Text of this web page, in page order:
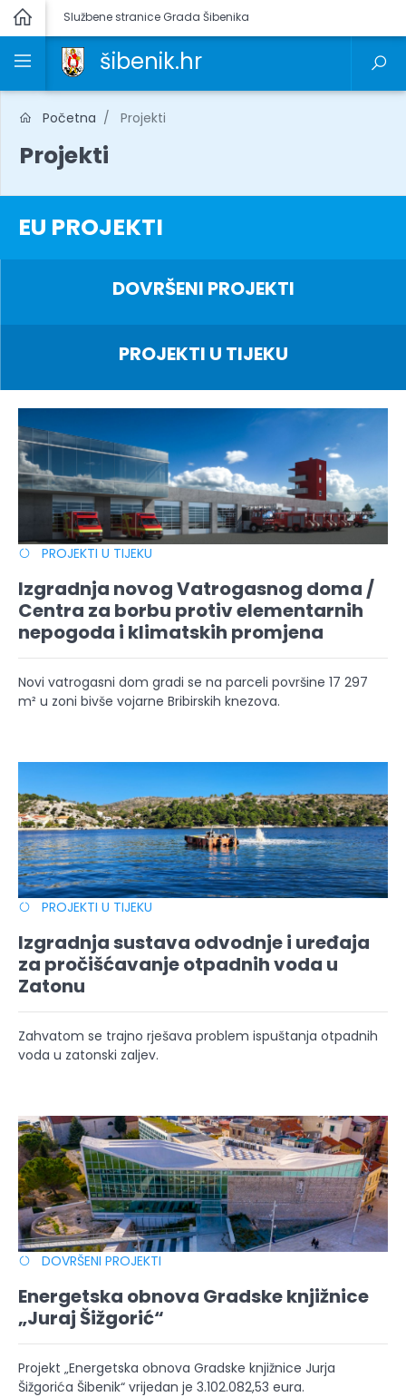
Službene stranice Grada Šibenika
šibenik.hr
Početna Projekti
Projekti
EU PROJEKTI
DOVRŠENI PROJEKTI
PROJEKTI U TIJEKU
PROJEKTI U TIJEKU
Izgradnja novog Vatrogasnog doma /
Centra za borbu protiv elementarnih
nepogoda i klimatskih promjena
Novi vatrogasni dom gradi se na parceli površine 17 297
m² u zoni bivše vojarne Bribirskih knezova.
PROJEKTI U TIJEKU
Izgradnja sustava odvodnje i uređaja
za pročišćavanje otpadnih voda u
Zatonu
Zahvatom se trajno rješava problem ispuštanja otpadnih
voda u zatonski zaljev.
DOVRŠENI PROJEKTI
Energetska obnova Gradske knjižnice
„Juraj Šižgorić“
Projekt „Energetska obnova Gradske knjižnice Jurja
Šižgorića Šibenik“ vrijedan je 3.102.082,53 eura.